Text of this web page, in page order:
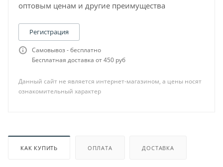
оптовым ценам и другие преимущества
Регистрация
Самовывоз - бесплатно
Бесплатная доставка от 450 руб
Данный сайт не является интернет-магазином, а цены носят
ознакомительный характер
КАК КУПИТЬ ОПЛАТА ДОСТАВКА